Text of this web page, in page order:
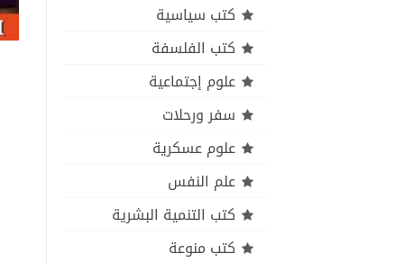
كتب سياسية
كتب الفلسفة
علوم إجتماعية
سفر ورحلات
علوم عسكرية
علم النفس
كتب التنمية البشرية
كتب منوعة